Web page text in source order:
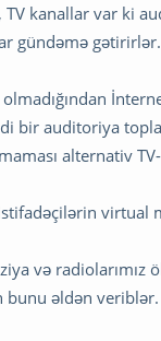
kanallar var ki
gündəmə gətirirlər.
bir auditoriya
alternativ
virtual
və
bunu əldən veriblər.